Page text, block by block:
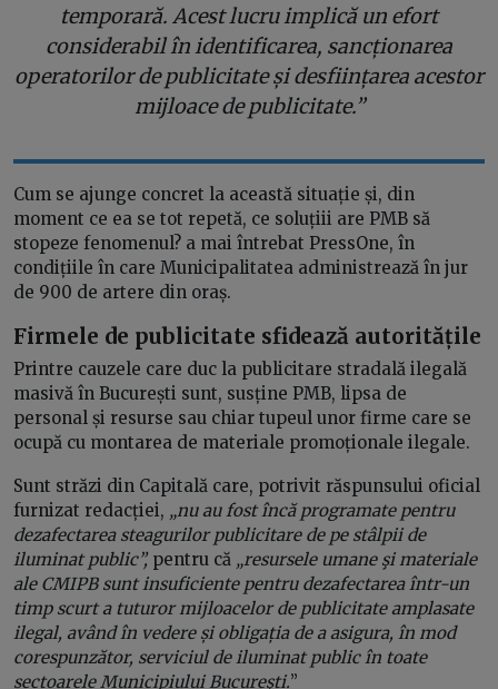
temporară. Acest lucru implică un efort
considerabil în identificarea, sancționarea
operatorilor de publicitate și desființarea acestor
mijloace de publicitate.”
Cum se ajunge concret la această situație și, din
moment ce ea se tot repetă, ce soluțiii are PMB să
stopeze fenomenul? a mai întrebat PressOne, în
condițiile în care Municipalitatea administrează în jur
de 900 de artere din oraș.
Firmele de publicitate sfidează autoritățile
Printre cauzele care duc la publicitare stradală ilegală
masivă în București sunt, susține PMB, lipsa de
personal și resurse sau chiar tupeul unor firme care se
ocupă cu montarea de materiale promoționale ilegale.
Sunt străzi din Capitală care, potrivit răspunsului oficial
furnizat redacției, „nu au fost încă programate pentru
dezafectarea steagurilor publicitare de pe stâlpii de
iluminat public”, pentru că „resursele umane şi materiale
ale CMIPB sunt insuficiente pentru dezafectarea într-un
timp scurt a tuturor mijloacelor de publicitate amplasate
ilegal, având în vedere și obligația de a asigura, în mod
corespunzător, serviciul de iluminat public în toate
sectoarele Municipiului Bucureşti.”